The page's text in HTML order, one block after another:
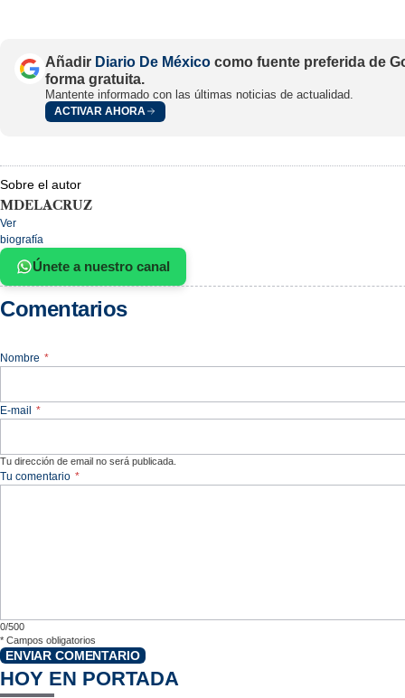
Añadir Diario De México como fuente preferida de
forma gratuita.
Mantente informado con las últimas noticias de actualidad.
ACTIVAR AHORA
Sobre el autor
MDELACRUZ
Ver
biografía
Únete a nuestro canal
Comentarios
Nombre *
E-mail *
Tu dirección de email no será publicada.
Tu comentario *
0/500
* Campos obligatorios
ENVIAR COMENTARIO
HOY EN PORTADA